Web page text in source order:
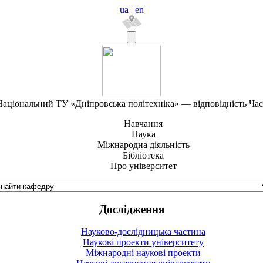
ua | en
ТУ «Дніпровська політехніка» — відповідність
Навчання
Наука
Міжнародна діяльність
Бібліотека
Про університет
Дослідження
Науково-дослідницька частина
Наукові проекти університету
Міжнародні наукові проекти